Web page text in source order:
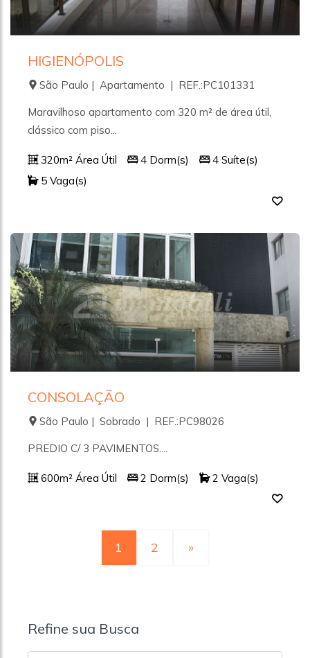
HIGIENÓPOLIS
São Paulo | Apartamento | REF.:PC101331
Maravilhoso apartamento com 320 m² de área útil,
clássico com piso...
320m² Área Útil 4 Dorm(s)
4 Suíte(s)
5 Vaga(s)
CONSOLAÇÃO
São Paulo | Sobrado | REF.:PC98026
PREDIO C/ 3 PAVIMENTOS....
600m² Área Útil 2 Dorm(s) 2 Vaga(s)
1 2 »
Refine sua Busca